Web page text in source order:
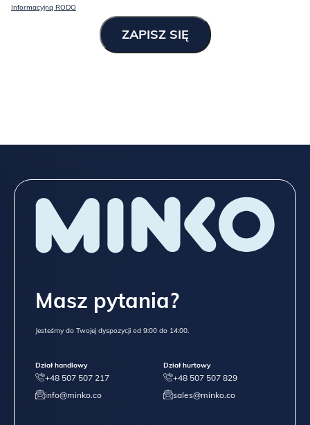
Informacyjną RODO
Masz pytania?
Jesteśmy do Twojej dyspozycji od 9:00 do 14:00.
Dział handlowy
+48 507 507 217
info@minko.co
Dział hurtowy
+48 507 507 829
sales@minko.co